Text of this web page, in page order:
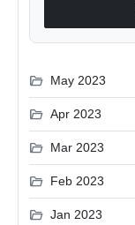
folder_open May 2023
folder_open Apr 2023
folder_open Mar 2023
folder_open Feb 2023
folder_open Jan 2023